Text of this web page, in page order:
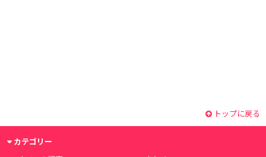
トップに戻る
カテゴリー